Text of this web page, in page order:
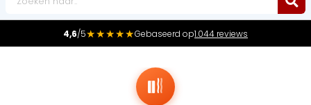
4,6/5★★★★★Gebaseerd op1.044 reviews